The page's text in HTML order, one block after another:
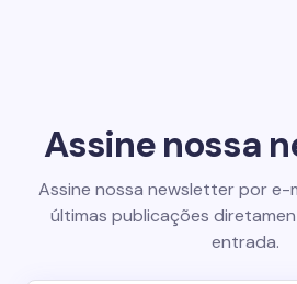
Assine nossa
Assine nossa newsletter por e-
últimas publicações
entrada.